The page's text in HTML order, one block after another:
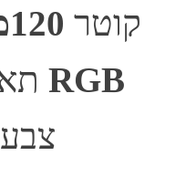
קוטר 120מ"מ
RGB
צבע